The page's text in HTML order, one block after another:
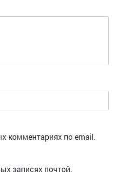
комментариях по email.
записях почтой.